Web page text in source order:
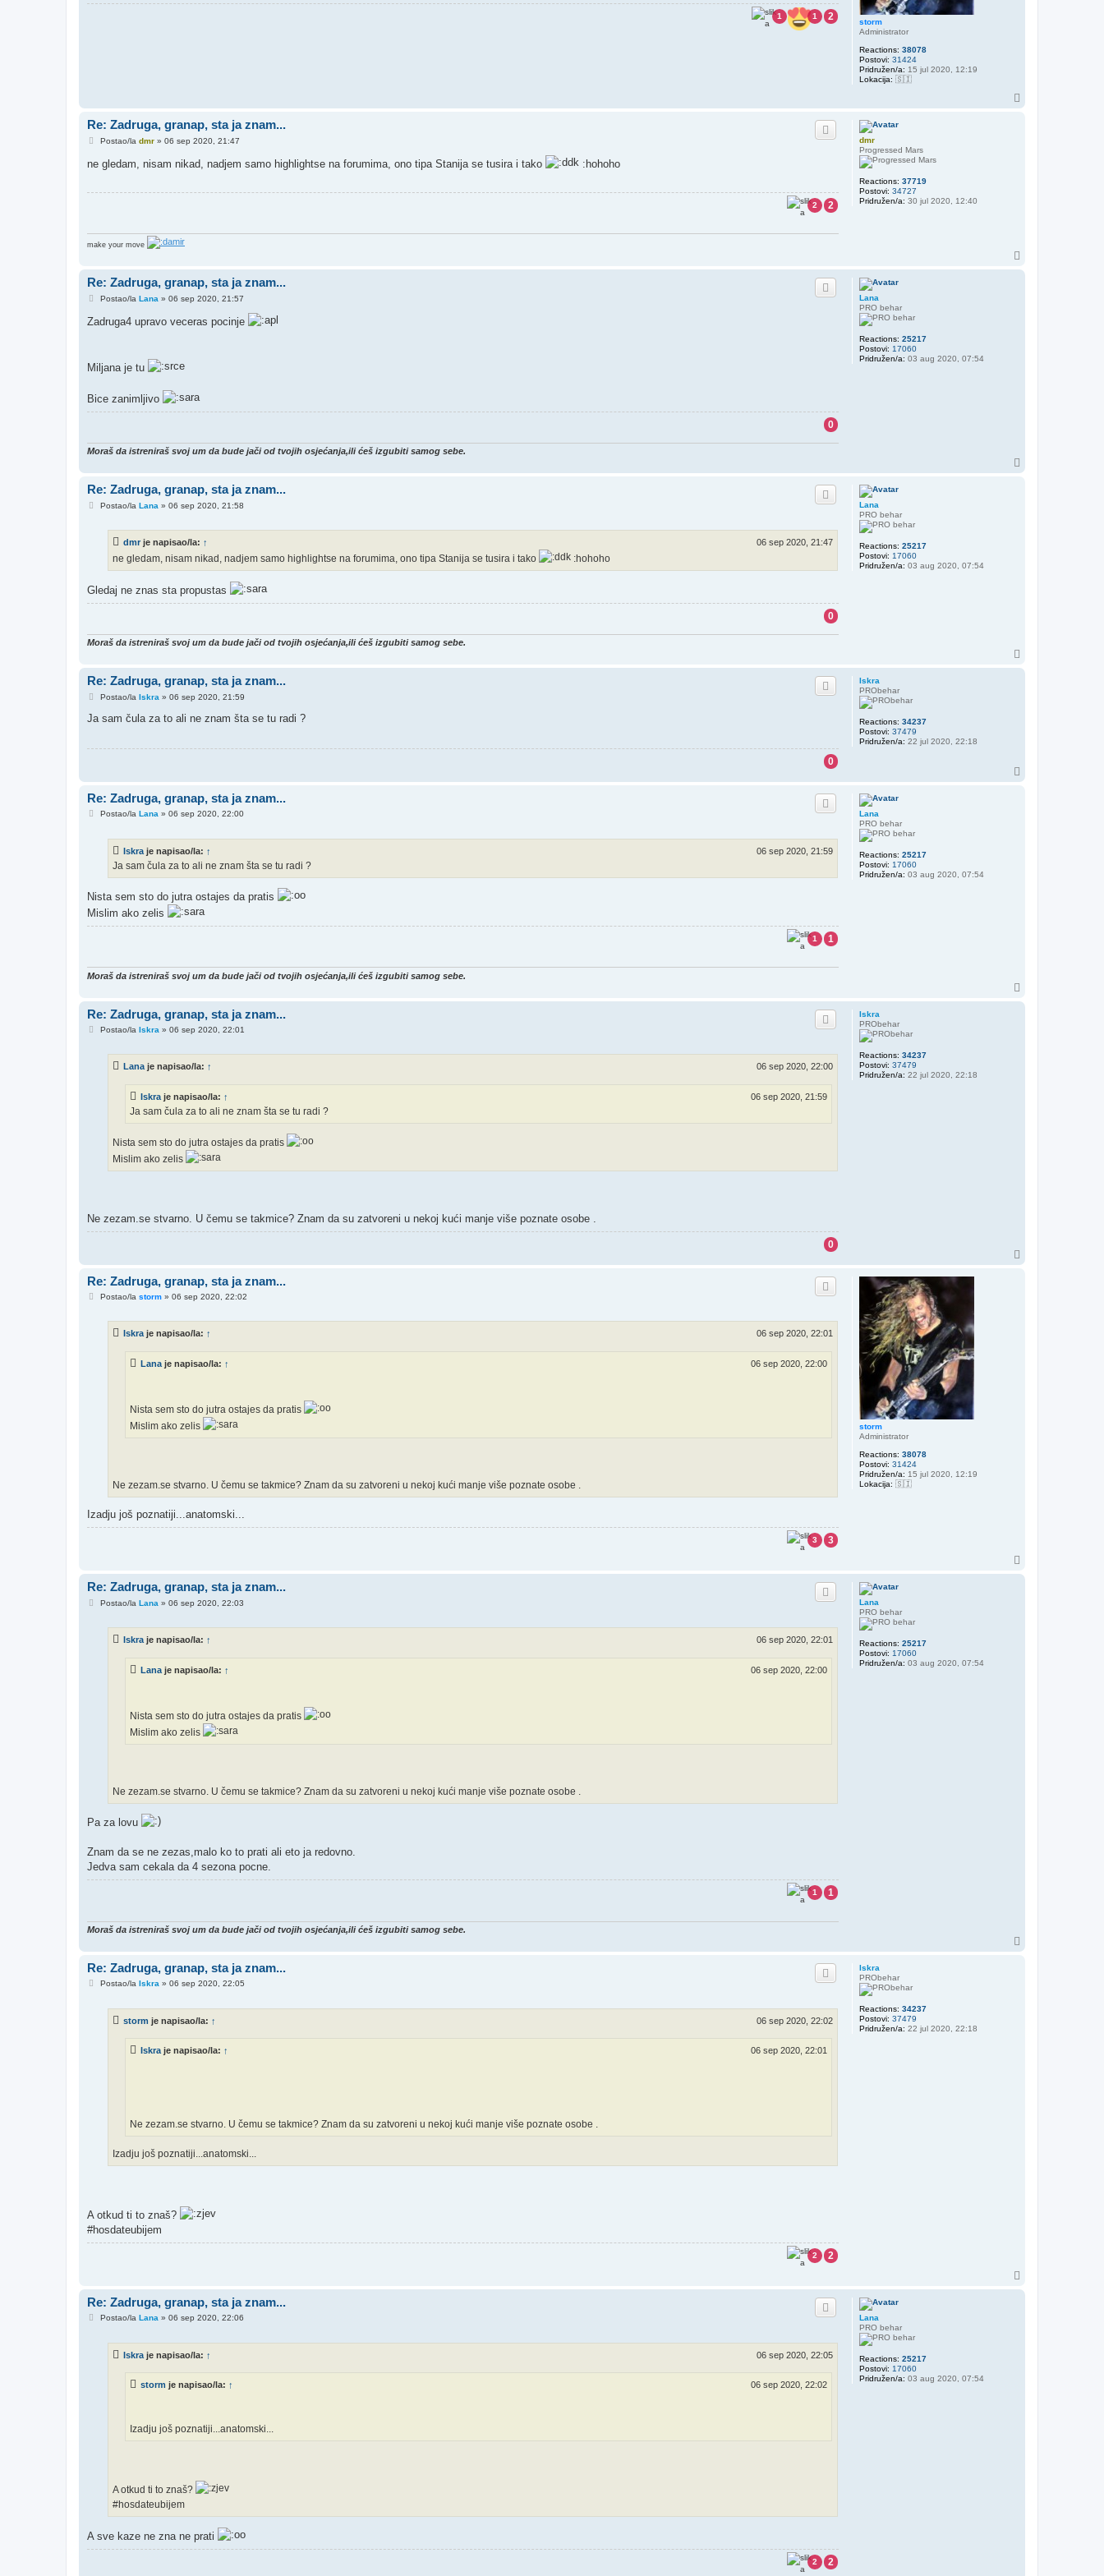
storm
Administrator
Reactions: 38078
Postovi: 31424
Pridružen/a: 15 jul 2020, 12:19
Lokacija: 🇸🇮
2
1
1
dmr
Progressed Mars
Reactions: 37719
Postovi: 34727
Pridružen/a: 30 jul 2020, 12:40
Re: Zadruga, granap, sta ja znam...
P
t
Postao/la dmr» 06 sep 2020, 21:47
ne gledam, nisam nikad, nadjem samo highlightse na forumima, ono tipa Stanija se tusira i tako :hohoho
2
2
make your move
Lana
PRO behar
Reactions: 25217
Postovi: 17060
Pridružen/a: 03 aug 2020, 07:54
Re: Zadruga, granap, sta ja znam...
P
t
Postao/la Lana » 06 sep 2020, 21:57
Zadruga4 upravo veceras pocinje
Miljana je tu
Bice zanimljivo
0
Moraš da istreniraš svoj um da bude jači od tvojih osjećanja,ili ćeš izgubiti samog sebe.
Lana
PRO behar
Reactions: 25217
Postovi: 17060
Pridružen/a: 03 aug 2020, 07:54
Re: Zadruga, granap, sta ja znam...
PPostao/la Lana » 06 sep 2020, 21:58
dmr je napisao/la: ↑ 06 sep 2020, 21:47
ne gledam, nisam nikad, nadjem samo highlightse na forumima, ono tipa Stanija se tusira i tako :hohoho
Gledaj ne znas sta propustas
0
Moraš da istreniraš svoj um da bude jači od tvojih osjećanja,ili ćeš izgubiti samog sebe.
Iskra
PRObehar
Reactions: 34237
Postovi: 37479
Pridružen/a: 22 jul 2020, 22:18
Re: Zadruga, granap, sta ja znam...
P
s
Postao/la Iskra » 06 sep 2020, 21:59
Ja sam čula za to ali ne znam šta se tu radi ?
0
Lana
PRO behar
Reactions: 25217
Postovi: 17060
Pridružen/a: 03 aug 2020, 07:54
Re: Zadruga, granap, sta ja znam...
PPostao/la Lana» 06 sep 2020, 22:00
Iskra je napisao/la: ↑ 06 sep 2020, 21:59
Ja sam čula za to ali ne znam šta se tu radi ?
Nista sem sto do jutra ostajes da pratis
Mislim ako zelis
1
1
Moraš da istreniraš svoj um da bude jači od tvojih osjećanja,ili ćeš izgubiti samog sebe.
Iskra
PRObehar
Reactions: 34237
Postovi: 37479
Pridružen/a: 22 jul 2020, 22:18
Re: Zadruga, granap, sta ja znam...
PPostao/la Iskra » 06 sep 2020, 22:01
Lanaje napisao/la: ↑ 06 sep 2020, 22:00
Iskra je napisao/la: ↑ 06 sep 2020, 21:59
Ja sam čula za to ali ne znam šta se tu radi ?
Nista sem sto do jutra ostajes da pratis
Mislim ako zelis
Ne zezam.se stvarno. U čemu se takmice? Znam da su zatvoreni u nekoj kući manje više poznate osobe .
0
storm
Administrator
Reactions: 38078
Postovi: 31424
Pridružen/a: 15 jul 2020, 12:19
Lokacija: 🇸🇮
Re: Zadruga, granap, sta ja znam...
PPostao/la storm» 06 sep 2020, 22:02
Iskra je napisao/la: ↑ 06 sep 2020, 22:01
Lana je napisao/la: ↑ 06 sep 2020, 22:00
Nista sem sto do jutra ostajes da pratis
Mislim ako zelis
Ne zezam.se stvarno. U čemu se takmice? Znam da su zatvoreni u nekoj kući manje više poznate osobe .
Izadju još poznatiji...anatomski...
3
3
Lana
PRO behar
Reactions: 25217
Postovi: 17060
Pridružen/a: 03 aug 2020, 07:54
Re: Zadruga, granap, sta ja znam...
PPostao/la Lana » 06 sep 2020, 22:03
Iskra je napisao/la: ↑ 06 sep 2020, 22:01
Lana je napisao/la: ↑ 06 sep 2020, 22:00
Nista sem sto do jutra ostajes da pratis
Mislim ako zelis
Ne zezam.se stvarno. U čemu se takmice? Znam da su zatvoreni u nekoj kući manje više poznate osobe .
Pa za lovu
Znam da se ne zezas,malo ko to prati ali eto ja redovno.
Jedva sam cekala da 4 sezona pocne.
1
1
Moraš da istreniraš svoj um da bude jači od tvojih osjećanja,ili ćeš izgubiti samog sebe.
Iskra
PRObehar
Reactions: 34237
Postovi: 37479
Pridružen/a: 22 jul 2020, 22:18
Re: Zadruga, granap, sta ja znam...
PPostao/la Iskra» 06 sep 2020, 22:05
storm je napisao/la: ↑ 06 sep 2020, 22:02
Iskra je napisao/la: ↑ 06 sep 2020, 22:01
Ne zezam.se stvarno. U čemu se takmice? Znam da su zatvoreni u nekoj kući manje više poznate osobe .
Izadju još poznatiji...anatomski...
A otkud ti to znaš?
#hosdateubijem
2
2
Lana
PRO behar
Reactions: 25217
Postovi: 17060
Pridružen/a: 03 aug 2020, 07:54
Re: Zadruga, granap, sta ja znam...
PPostao/la Lana» 06 sep 2020, 22:06
Iskra je napisao/la: ↑ 06 sep 2020, 22:05
storm je napisao/la: ↑ 06 sep 2020, 22:02
Izadju još poznatiji...anatomski...
A otkud ti to znaš?
#hosdateubijem
A sve kaze ne zna ne prati
2
2